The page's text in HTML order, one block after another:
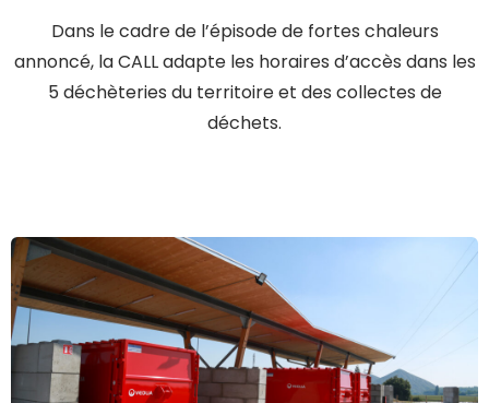
Dans le cadre de l’épisode de fortes chaleurs
annoncé, la CALL adapte les horaires d’accès dans les
5 déchèteries du territoire et des collectes de
déchets.